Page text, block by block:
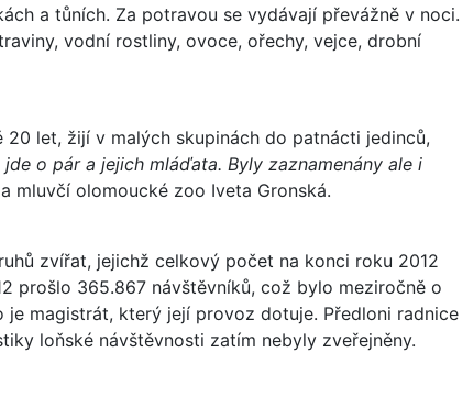
a tůních. Za potravou se vydávají převážně v noci.
vodní rostliny, ovoce, ořechy, vejce, drobní
let, žijí v malých skupinách do patnácti jedinců,
jde o pár a jejich mláďata. Byly zaznamenány ale i
mluvčí olomoucké zoo Iveta Gronská.
zvířat, jejichž celkový počet na konci roku 2012
prošlo 365.867 návštěvníků, což bylo meziročně o
je magistrát, který její provoz dotuje. Předloni radnice
loňské návštěvnosti zatím nebyly zveřejněny.